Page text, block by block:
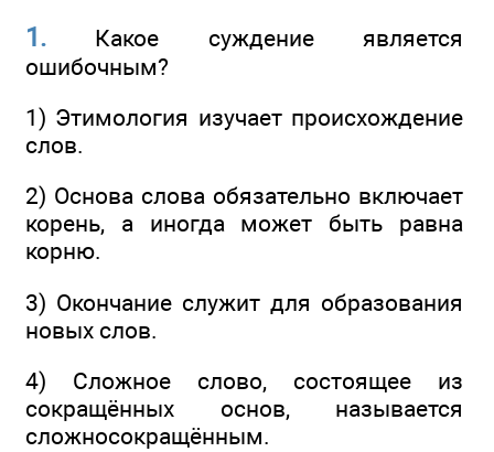
1. Какое суждение является
ошибочным?
1) Этимология изучает происхождение
слов.
2) Основа слова обязательно включает
корень, а иногда может быть равна
корню.
3) Окончание служит для образования
новых слов.
4) Сложное слово, состоящее из
сокращённых основ, называется
сложносокращённым.